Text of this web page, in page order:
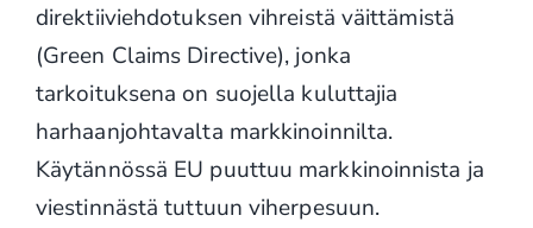
direktiiviehdotuksen vihreistä väittämistä
(Green Claims Directive), jonka
tarkoituksena on suojella kuluttajia
harhaanjohtavalta markkinoinnilta.
Käytännössä EU puuttuu markkinoinnista ja
viestinnästä tuttuun viherpesuun.